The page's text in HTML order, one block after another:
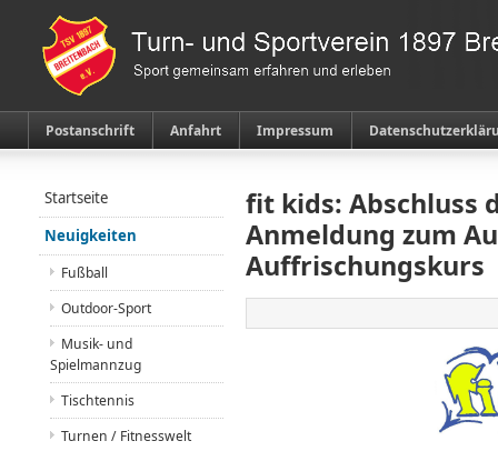
Postanschrift Anfahrt Impressum
fit kids: Abschluss
Anmeldung zum
Auffrischungskurs
Startseite
Neuigkeiten
Fußball
Outdoor-Sport
Musik- und
Spielmannzug
Tischtennis
Turnen / Fitnesswelt